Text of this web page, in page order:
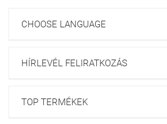
CHOOSE LANGUAGE
HÍRLEVÉL FELIRATKOZÁS
TOP TERMÉKEK